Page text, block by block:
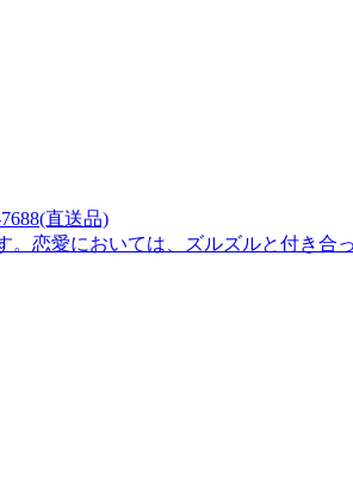
直送品)
恋愛においては、ズルズルと付き合